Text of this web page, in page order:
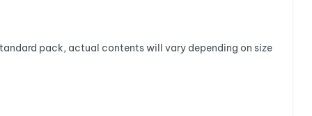
pack, actual contents will vary depending on size